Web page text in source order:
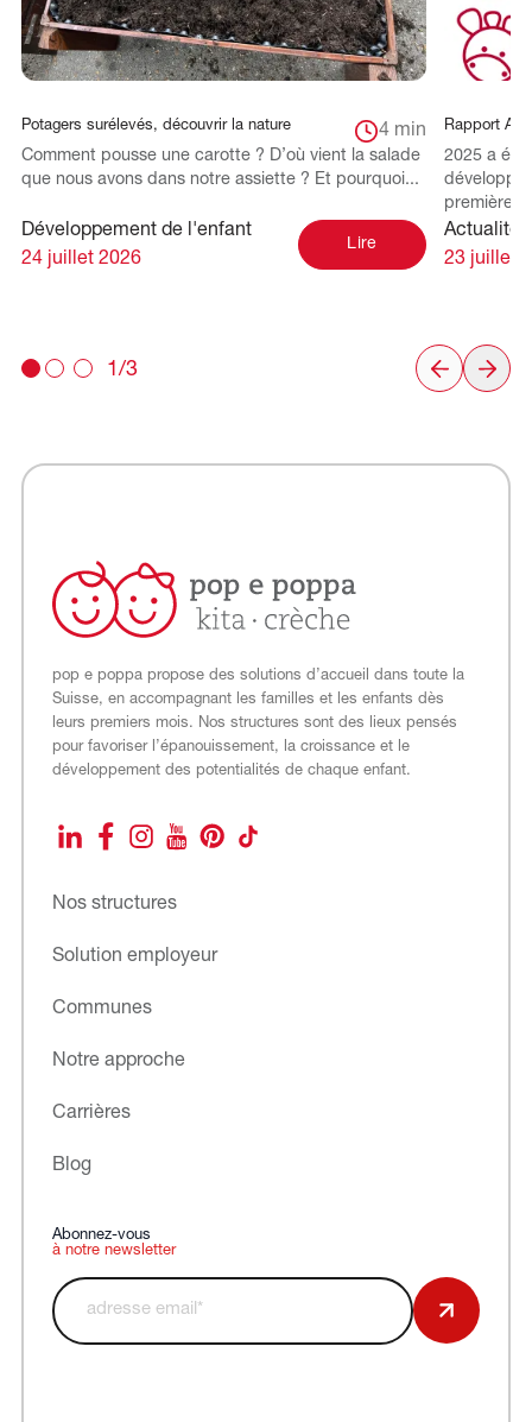
Potagers surélevés, découvrir la nature 4 min
Comment pousse une carotte ? D’où vient la salade
que nous avons dans notre assiette ? Et pourquoi...
Développement de l'enfant
24 juillet 2026
Lire
Rapport
2025 a été
première
23 juillet
1/3
pop e poppa propose des solutions d’accueil dans toute la
Suisse, en accompagnant les familles et les enfants dès
leurs premiers mois. Nos structures sont des lieux pensés
pour favoriser l’épanouissement, la croissance et le
développement des potentialités de chaque enfant.
LinkedInFacebookInstagram
YouTubePinterestTikTok
Nos structures
Solution employeur
Communes
Notre approche
Carrières
Blog
Abonnez-vous
à notre newsletter